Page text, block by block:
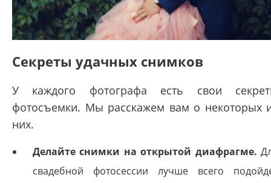
Секреты удачных снимков
У каждого фотографа есть свои
фотосъемки. Мы расскажем вам о некоторых
них.
Делайте снимки на открытой диафрагме.
свадебной фотосессии лучше всего